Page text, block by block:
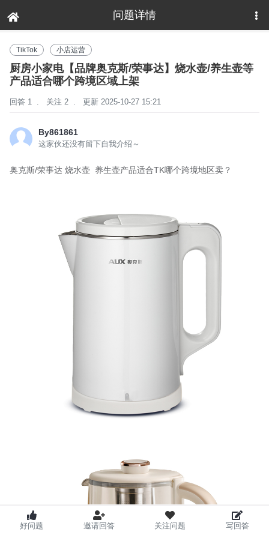
问题详情
下拉刷新
TikTok 小店运营
厨房小家电【品牌奥克斯/荣事达】烧水壶/养生壶等
产品适合哪个跨境区域上架
回答 1 . 关注 2 . 更新 2025-10-27 15:21
By861861
这家伙还没有留下自我介绍～
奥克斯/荣事达 烧水壶 养生壶产品适合TK哪个跨境地区卖？
好问题 邀请回答 关注问题 写回答